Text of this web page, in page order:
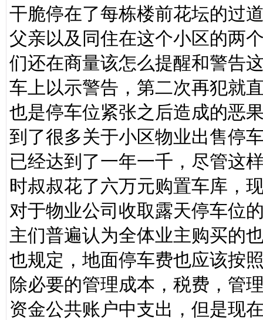
干脆停在了每栋楼前花坛的过
父亲以及同住在这个小区的两
们还在商量该怎么提醒和警告
车上以示警告，第二次再犯就
也是停车位紧张之后造成的恶
到了很多关于小区物业出售停
已经达到了一年一千，尽管这
时叔叔花了六万元购置车库，
对于物业公司收取露天停车位
主们普遍认为全体业主购买的
也规定，地面停车费也应该按
除必要的管理成本，税费，管
资金公共账户中支出，但是现